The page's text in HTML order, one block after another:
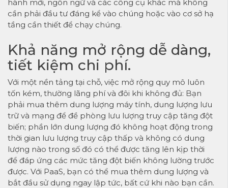
hành mới, ngôn ngữ và các công cụ khác mà không
cần phải đầu tư đáng kể vào chúng hoặc vào cơ sở hạ
tầng cần thiết để chạy chúng.
Khả năng mở rộng dễ dàng,
tiết kiệm chi phí.
Với một nền tảng tại chỗ, việc mở rộng quy mô luôn
tốn kém, thường lãng phí và đôi khi không đủ: Bạn
phải mua thêm dung lượng máy tính, dung lượng lưu
trữ và mạng để đề phòng lưu lượng truy cập tăng đột
biến; phần lớn dung lượng đó không hoạt động trong
thời gian lưu lượng truy cập thấp và không có dung
lượng nào trong số đó có thể được tăng lên kịp thời
để đáp ứng các mức tăng đột biến không lường trước
được. Với PaaS, bạn có thể mua thêm dung lượng và
bắt đầu sử dụng ngay lập tức, bất cứ khi nào bạn cần.